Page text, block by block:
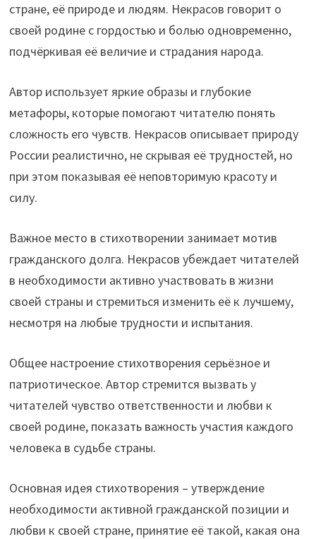
стране, её природе и людям. Некрасов говорит о
своей родине с гордостью и болью одновременно,
подчёркивая её величие и страдания народа.
Автор использует яркие образы и глубокие
метафоры, которые помогают читателю понять
сложность его чувств. Некрасов описывает природу
России реалистично, не скрывая её трудностей, но
при этом показывая её неповторимую красоту и
силу.
Важное место в стихотворении занимает мотив
гражданского долга. Некрасов убеждает читателей
в необходимости активно участвовать в жизни
своей страны и стремиться изменить её к лучшему,
несмотря на любые трудности и испытания.
Общее настроение стихотворения серьёзное и
патриотическое. Автор стремится вызвать у
читателей чувство ответственности и любви к
своей родине, показать важность участия каждого
человека в судьбе страны.
Основная идея стихотворения – утверждение
необходимости активной гражданской позиции и
любви к своей стране, принятие её такой, какая она